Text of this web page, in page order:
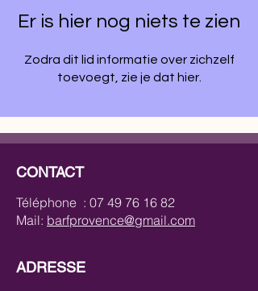
Er is hier nog niets te zien
Zodra dit lid informatie over zichzelf
toevoegt, zie je dat hier.
CONTACT
Téléphone : 07 49 76 16 82
Mail: barfprovence@gmail.com
ADRESSE